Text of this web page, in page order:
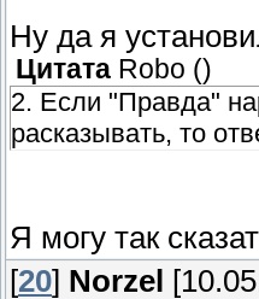
Ну да я
Цитата Robo ()
2. Если "Правда"
расказывать, то
Я могу так
[20] Norzel